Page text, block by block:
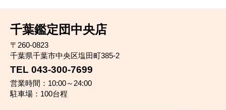
千葉鑑定団中央店
〒260-0823
千葉県千葉市中央区塩田町385-2
TEL 043-300-7699
営業時間：10:00～24:00
駐車場：100台程